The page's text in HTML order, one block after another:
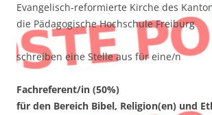
Evangelisch-reformierte Kirche des
die Pädagogische Hochschule Freiburg
schreiben eine Stelle aus für eine/n
Fachreferent/in (50%)
für den Bereich Bibel, Religion(en) und